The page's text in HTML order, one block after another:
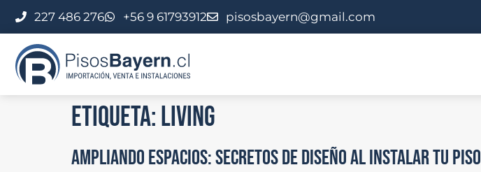
227 486 276 +56 9 61793912 pisosbayern@gmail.com
Etiqueta:living
AMPLIANDO ESPACIOS: SECRETOS DE DISEÑO AL INSTALAR TU PISO